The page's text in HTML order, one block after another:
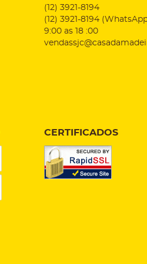
(12) 3921-8194
(12) 3921-8194
9:00 as 18 :00
CERTIFICADOS